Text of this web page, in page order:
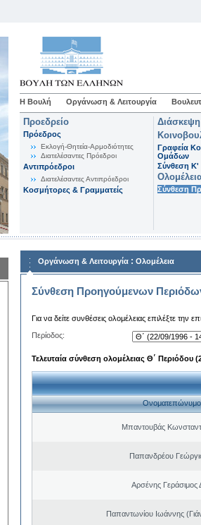
Η Βουλή Οργάνωση & Λειτουργία
Προεδρείο
Πρόεδρος
Εκλογή-Θητεία-Αρμοδιότητες
Διατελέσαντες Πρόεδροι
Αντιπρόεδροι
Διατελέσαντες Αντιπρόεδροι
Κοσμήτορες & Γραμματείς
Γραφεία
Ομάδων
Σύνθεση K'
Σύνθεση
Οργάνωση & Λειτουργία : Ολομέλεια
Σύνθεση Προηγούμενων
Για να δείτε συνθέσεις ολομέλειας επιλέξτε την
Περίοδος:
Τελευταία σύνθεση ολομέλειας Θ΄ Περιόδου
Ονοματεπώνυμο
Μπαντουβάς
Παπανδρέου
Αρσένης Γεράσιμος
Παπαντωνίου Ιωάννης